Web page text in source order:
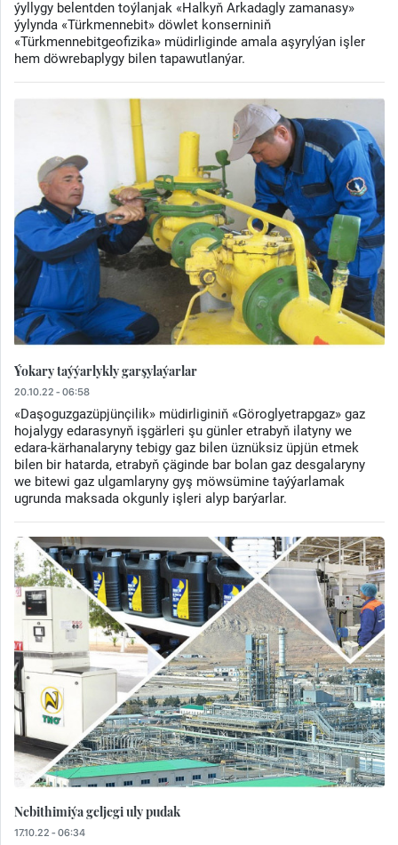
ýyllygy belentden toýlanjak «Halkyň Arkadagly zamanasy»
ýylynda «Türkmennebit» döwlet konserniniň
«Türkmennebitgeofizika» müdirliginde amala aşyrylýan işler
hem döwrebaplygy bilen tapawutlanýar.
Ýokary taýýarlykly garşylaýarlar
20.10.22 - 06:58
«Daşoguzgazüpjünçilik» müdirliginiň «Göroglyetrapgaz» gaz
hojalygy edarasynyň işgärleri şu günler etrabyň ilatyny we
edara-kärhanalaryny tebigy gaz bilen üznüksiz üpjün etmek
bilen bir hatarda, etrabyň çäginde bar bolan gaz desgalaryny
we bitewi gaz ulgamlaryny gyş möwsümine taýýarlamak
ugrunda maksada okgunly işleri alyp barýarlar.
Nebithimiýa geljegi uly pudak
17.10.22 - 06:34